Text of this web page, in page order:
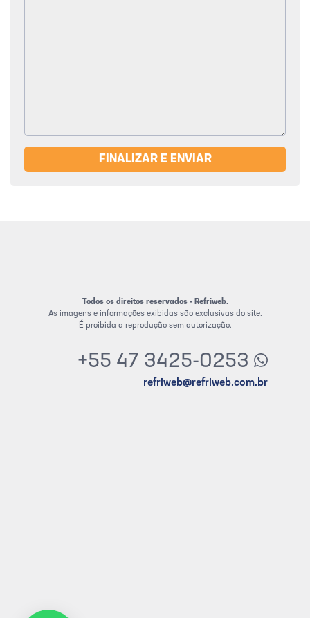
FINALIZAR E ENVIAR
Todos os direitos reservados - Refriweb.
As imagens e informações exibidas são exclusivas do site.
É proibida a reprodução sem autorização.
+55 47 3425-0253
refriweb@refriweb.com.br